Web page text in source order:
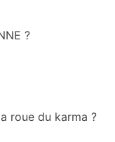
?
roue du karma ?